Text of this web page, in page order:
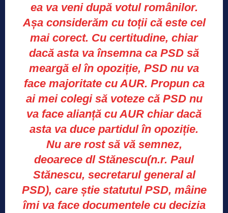
ea va veni după votul românilor.
Așa considerăm cu toții că este cel
mai corect. Cu certitudine, chiar
dacă asta va însemna ca PSD să
meargă el în opoziție, PSD nu va
face majoritate cu AUR. Propun ca
ai mei colegi să voteze că PSD nu
va face alianță cu AUR chiar dacă
asta va duce partidul în opoziție.
Nu are rost să vă semnez,
deoarece dl Stănescu(n.r. Paul
Stănescu, secretarul general al
PSD), care știe statutul PSD, mâine
îmi va face documentele cu decizia